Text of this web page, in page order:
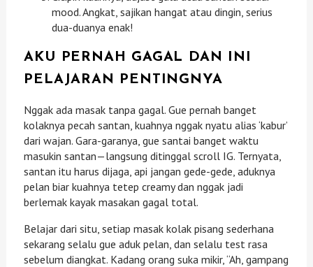
mood. Angkat, sajikan hangat atau dingin, serius
dua-duanya enak!
AKU PERNAH GAGAL DAN INI
PELAJARAN PENTINGNYA
Nggak ada masak tanpa gagal. Gue pernah banget
kolaknya pecah santan, kuahnya nggak nyatu alias ‘kabur’
dari wajan. Gara-garanya, gue santai banget waktu
masukin santan—langsung ditinggal scroll IG. Ternyata,
santan itu harus dijaga, api jangan gede-gede, aduknya
pelan biar kuahnya tetep creamy dan nggak jadi
berlemak kayak masakan gagal total.
Belajar dari situ, setiap masak kolak pisang sederhana
sekarang selalu gue aduk pelan, dan selalu test rasa
sebelum diangkat. Kadang orang suka mikir, “Ah, gampang